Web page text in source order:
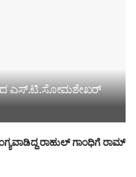
ಎಸ್.ಟಿ.ಸೋಮಶೇಖರ್
ರಾಹುಲ್ ಗಾಂಧಿಗೆ ರಾಮ್